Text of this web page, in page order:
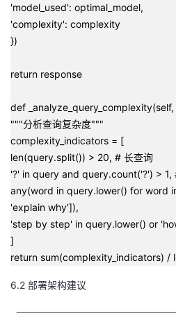
'model_used': optimal_model,
'complexity': complexity
})
return response
def
"""分析查询复杂度"""
complexity_indicators = [
len(query.split()) > 20, # 长查询
'?' in query and query.count('?') > 1,
any(word in query.lower() for word
'explain why']),
'step by step' in query.lower() or
]
return sum(complexity_indicators) /
6.2 部署架构建议